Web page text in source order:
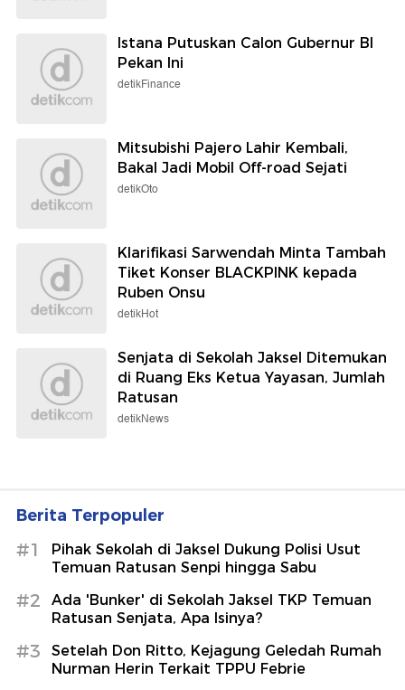
Istana Putuskan Calon Gubernur BI
Pekan Ini
detikFinance
Mitsubishi Pajero Lahir Kembali,
Bakal Jadi Mobil Off-road Sejati
detikOto
Klarifikasi Sarwendah Minta Tambah
Tiket Konser BLACKPINK kepada
Ruben Onsu
detikHot
Senjata di Sekolah Jaksel Ditemukan
di Ruang Eks Ketua Yayasan, Jumlah
Ratusan
detikNews
Berita Terpopuler
#1
Pihak Sekolah di Jaksel Dukung Polisi Usut
Temuan Ratusan Senpi hingga Sabu
#2
Ada 'Bunker' di Sekolah Jaksel TKP Temuan
Ratusan Senjata, Apa Isinya?
#3
Setelah Don Ritto, Kejagung Geledah Rumah
Nurman Herin Terkait TPPU Febrie